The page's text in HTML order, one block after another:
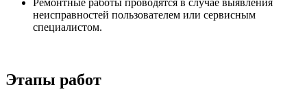
Ремонтные работы проводятся в случае выявления
неисправностей пользователем или сервисным
специалистом.
Этапы работ